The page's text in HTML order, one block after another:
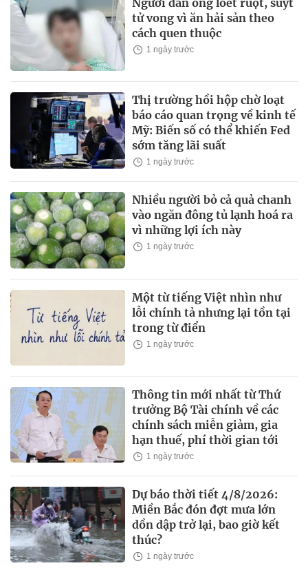
tử vong vì ăn hải sản theo
cách quen thuộc
1 ngày trước
Thị trường hồi hộp chờ loạt
báo cáo quan trọng về kinh tế
Mỹ: Biến số có thể khiến Fed
sớm tăng lãi suất
1 ngày trước
Nhiều người bỏ cả quả chanh
vào ngăn đông tủ lạnh hoá ra
vì những lợi ích này
1 ngày trước
Một từ tiếng Việt nhìn như
lỗi chính tả nhưng lại tồn tại
trong từ điển
1 ngày trước
Thông tin mới nhất từ Thứ
trưởng Bộ Tài chính về các
chính sách miễn giảm, gia
hạn thuế, phí thời gian tới
1 ngày trước
Dự báo thời tiết 4/8/2026:
Miền Bắc đón đợt mưa lớn
dồn dập trở lại, bao giờ kết
thúc?
1 ngày trước